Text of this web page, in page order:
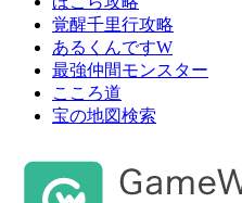
覚醒千里行攻略
あるくんですW
最強仲間モンスター
こころ道
宝の地図検索